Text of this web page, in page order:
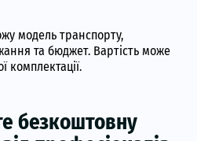
модель транспорту,
та бюджет. Вартість може
комплектації.
безкоштовну